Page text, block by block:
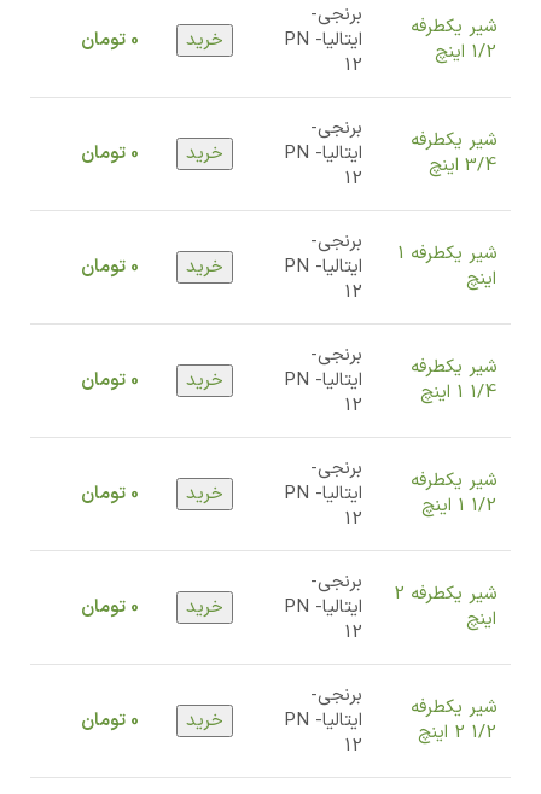
شیر یکطرفه
1/2 اینچ
برنجی-
ایتالیا- PN
12
خرید 0 تومان
شیر یکطرفه
3/4 اینچ
برنجی-
ایتالیا- PN
12
خرید 0 تومان
شیر یکطرفه 1
اینچ
برنجی-
ایتالیا- PN
12
خرید 0 تومان
شیر یکطرفه
1/4 1 اینچ
برنجی-
ایتالیا- PN
12
خرید 0 تومان
شیر یکطرفه
1/2 1 اینچ
برنجی-
ایتالیا- PN
12
خرید 0 تومان
شیر یکطرفه 2
اینچ
برنجی-
ایتالیا- PN
12
خرید 0 تومان
شیر یکطرفه
1/2 2 اینچ
برنجی-
ایتالیا- PN
12
خرید 0 تومان